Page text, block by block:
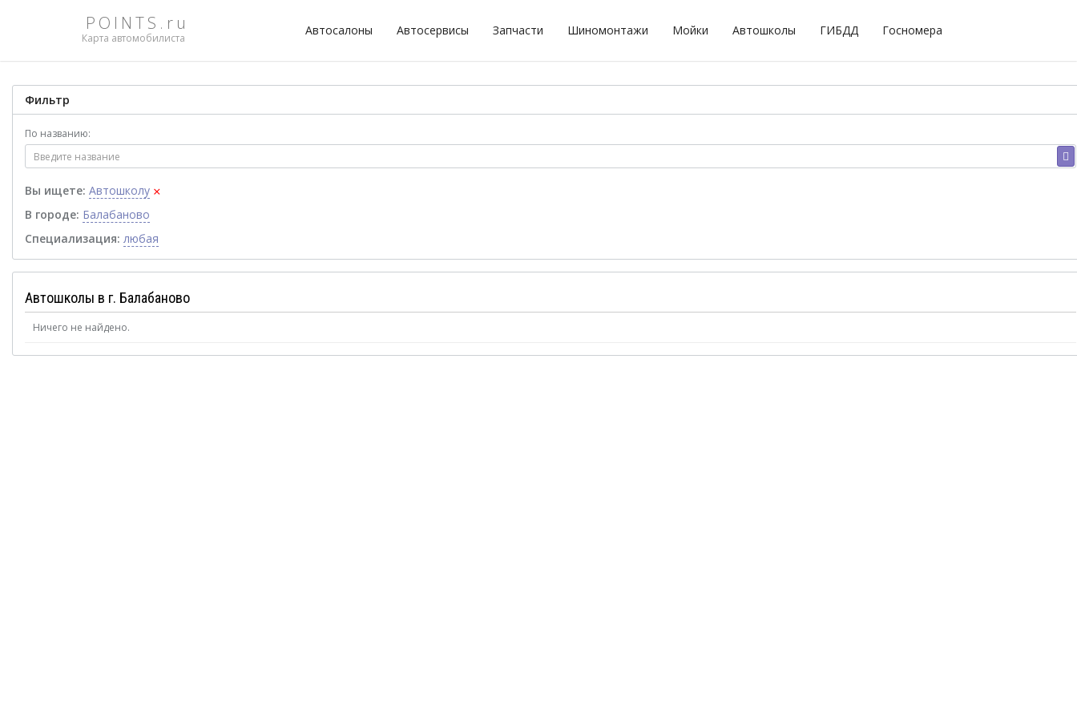
POINTS.ru
Карта автомобилиста
Автосалоны Автосервисы Запчасти Шиномонтажи Мойки Автошколы ГИБДД Госномера
Фильтр
По названию:
Вы ищете: Автошколу ×
В городе: Балабаново
Специализация: любая
Автошколы в г. Балабаново
Ничего не найдено.